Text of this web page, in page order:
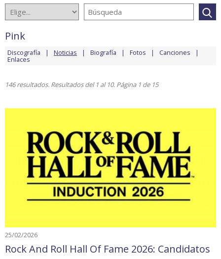
Pink
Discografía Noticias Biografía Fotos Canciones
Enlaces
146 resultados. Resultados del 1 al 10. Página 1 de 15
25/02/2026
Rock And Roll Hall Of Fame 2026: Candidatos